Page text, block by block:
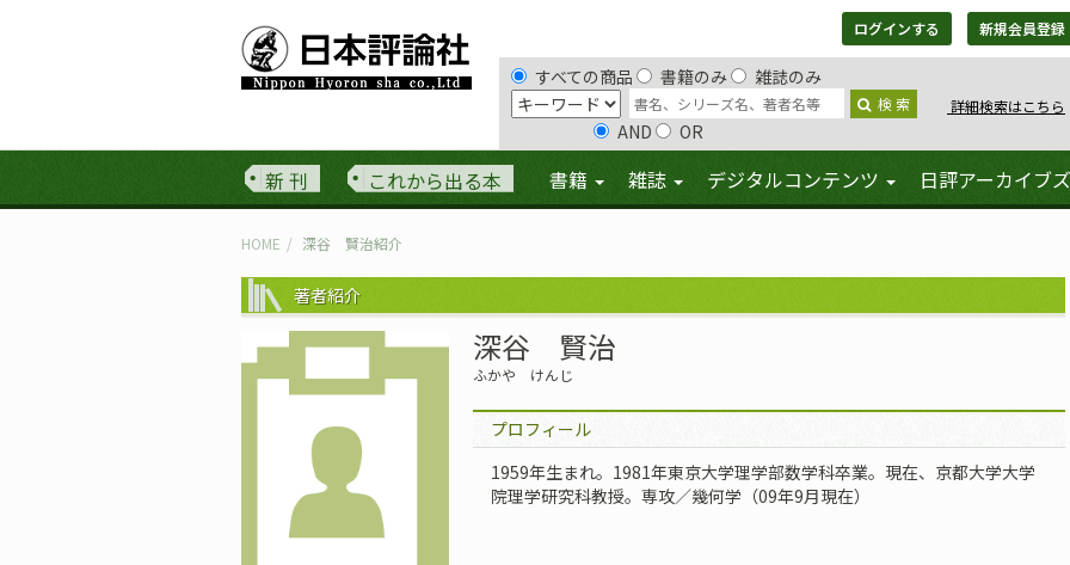
ログインする 新規会員登録
すべての商品 書籍のみ 雑誌のみ
検 索 詳細検索はこちら
AND OR
新 刊 これから出る本 書籍 雑誌 デジタルコンテンツ 日評アーカイブズ
HOME 深谷 賢治紹介
著者紹介
深谷 賢治
ふかや けんじ
プロフィール
1959年生まれ。1981年東京大学理学部数学科卒業。現在、京都大学大学
院理学研究科教授。専攻／幾何学（09年9月現在）